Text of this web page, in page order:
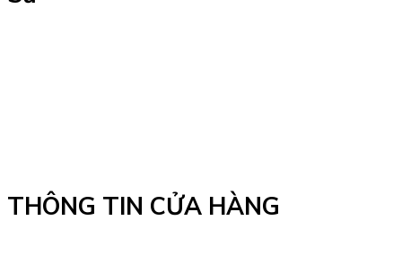
THÔNG TIN CỬA HÀNG